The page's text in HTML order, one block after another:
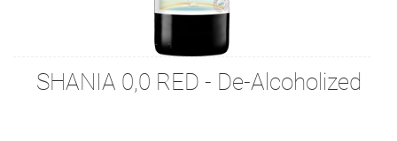
SHANIA 0,0 RED - De-Alcoholized